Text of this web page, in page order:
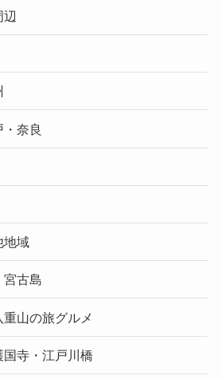
辺
奈良
域
宮古島
山の旅グルメ
寺・江戸川橋